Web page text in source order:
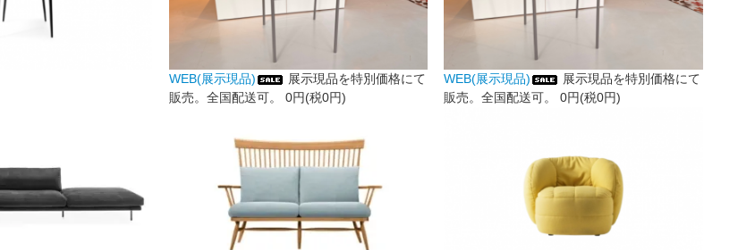
WEB(展示現品)
展示現品を特別価格にて
販売。全国配送可。 0円(税0円)
WEB(展示現品)
展示現品を特別価格にて
販売。全国配送可。0円(税0円)